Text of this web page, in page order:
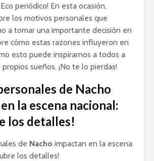
periódico! En esta ocasión,
los motivos personales que
a tomar una importante decisión en
cómo estas razones influyeron en
esto puede inspirarnos a todos a
sueños. ¡No te lo pierdas!
de Nacho
la escena nacional:
los detalles!
de Nacho impactan en la escena
los detalles!